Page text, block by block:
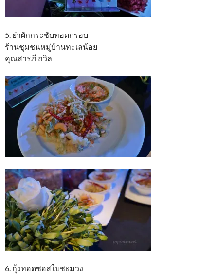
5. ยำผักกระชับทอดกรอบ
ร้านชุมชนหมู่บ้านทะเลน้อย
คุณสารภี ถวิล
6. กุ้งทอดซอสใบชะมวง